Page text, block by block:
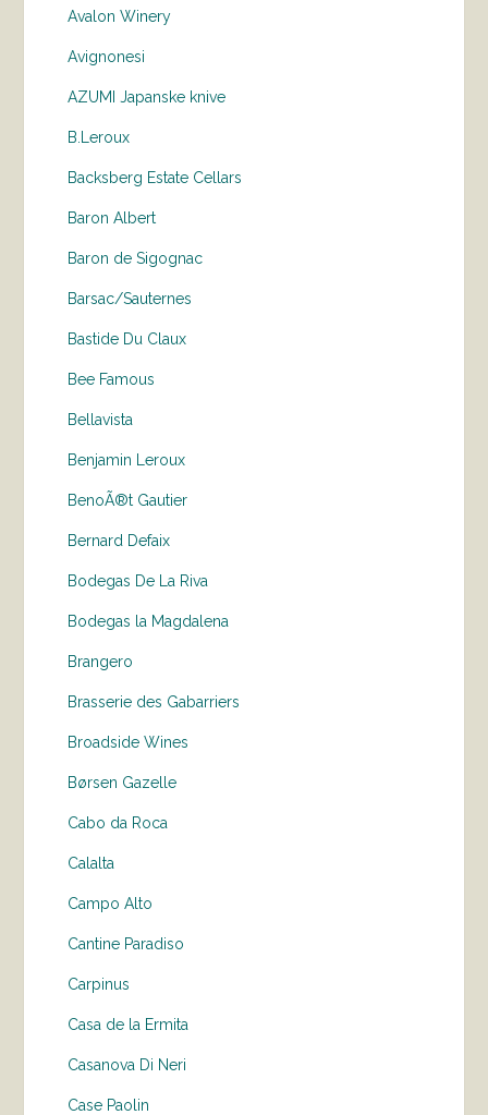
Avalon Winery
Avignonesi
AZUMI Japanske knive
B.Leroux
Backsberg Estate Cellars
Baron Albert
Baron de Sigognac
Barsac/Sauternes
Bastide Du Claux
Bee Famous
Bellavista
Benjamin Leroux
BenoÃ®t Gautier
Bernard Defaix
Bodegas De La Riva
Bodegas la Magdalena
Brangero
Brasserie des Gabarriers
Broadside Wines
Børsen Gazelle
Cabo da Roca
Calalta
Campo Alto
Cantine Paradiso
Carpinus
Casa de la Ermita
Casanova Di Neri
Case Paolin